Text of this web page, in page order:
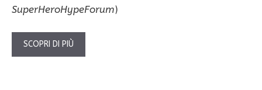
SuperHeroHypeForum)
SCOPRI DI PIÙ